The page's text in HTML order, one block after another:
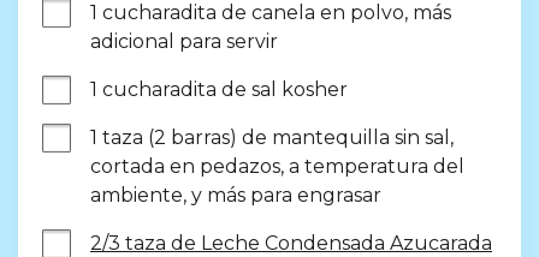
1 cucharadita de canela en polvo, más
adicional para servir
1 cucharadita de sal kosher
1 taza (2 barras) de mantequilla sin sal,
cortada en pedazos, a temperatura del
ambiente, y más para engrasar
2/3 taza de Leche Condensada Azucarada